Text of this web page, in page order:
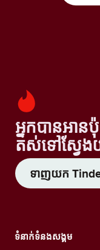
អ្នកបានអា
តស់ទៅស្វែង
ទាញយក
ទំនាក់ទំនងសង្គម